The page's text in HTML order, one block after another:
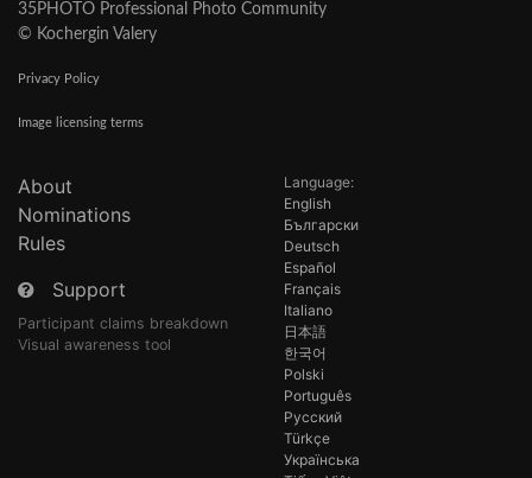
35PHOTO Professional Photo Community
© Kochergin Valery
Privacy Policy
Image licensing terms
About
Nominations
Rules
Support
Participant claims breakdown
Visual awareness tool
Language:
English
Български
Deutsch
Español
Français
Italiano
日本語
한국어
Polski
Português
Русский
Türkçe
Українська